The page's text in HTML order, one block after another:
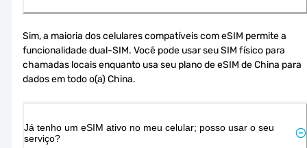
Sim, a maioria dos celulares compatíveis com eSIM permite a
funcionalidade dual-SIM. Você pode usar seu SIM físico para
chamadas locais enquanto usa seu plano de eSIM de China para
dados em todo o(a) China.
Já tenho um eSIM ativo no meu celular; posso usar o seu
serviço?